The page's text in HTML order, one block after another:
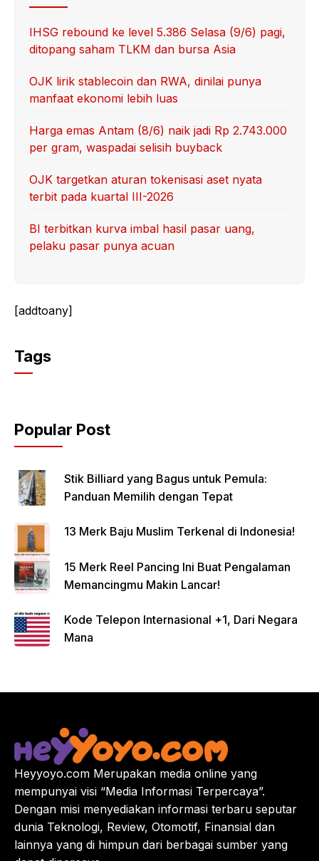
IHSG rebound ke level 5.386 Selasa (9/6) pagi,
ditopang saham TLKM dan bursa Asia
OJK lirik stablecoin dan RWA, dinilai punya
manfaat ekonomi lebih luas
Harga emas Antam (8/6) naik jadi Rp 2.743.000
per gram, waspadai selisih buyback
OJK targetkan aturan tokenisasi aset nyata
terbit pada kuartal III-2026
BI terbitkan kurva imbal hasil pasar uang,
pelaku pasar punya acuan
[addtoany]
Tags
Popular Post
Stik Billiard yang Bagus untuk Pemula:
Panduan Memilih dengan Tepat
13 Merk Baju Muslim Terkenal di Indonesia!
15 Merk Reel Pancing Ini Buat Pengalaman
Memancingmu Makin Lancar!
Kode Telepon Internasional +1, Dari Negara
Mana
Heyyoyo.com Merupakan media online yang
mempunyai visi “Media Informasi Terpercaya”.
Dengan misi menyediakan informasi terbaru seputar
dunia Teknologi, Review, Otomotif, Finansial dan
lainnya yang di himpun dari berbagai sumber yang